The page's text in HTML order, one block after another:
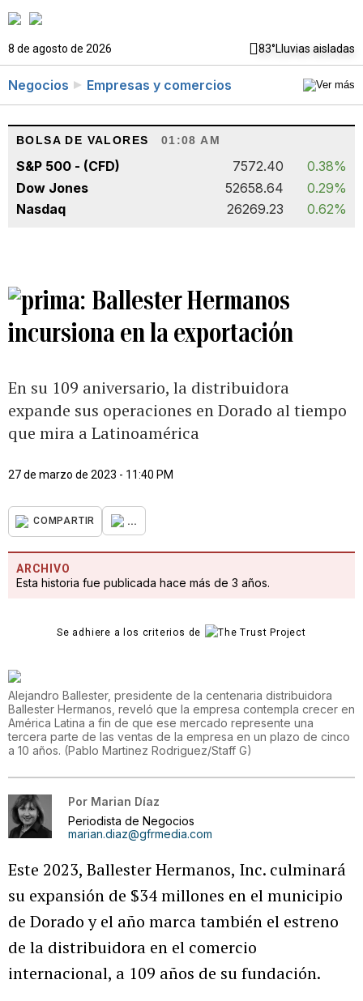
8 de agosto de 2026 83°Lluvias aisladas
Negocios Empresas y comercios
BOLSA DE VALORES 01:08 AM
S&P 500 - (CFD) 7572.40
0.38%
Dow Jones
52658.64
0.29%
Nasdaq
26269.23 0.62%
Ballester Hermanos
incursiona en la exportación
En su 109 aniversario, la distribuidora
expande sus operaciones en Dorado al tiempo
que mira a Latinoamérica
27 de marzo de 2023 - 11:40 PM
COMPARTIR ...
ARCHIVO
Esta historia fue publicada hace más de 3 años.
Se adhiere a los criterios de
Alejandro Ballester, presidente de la centenaria distribuidora
Ballester Hermanos, reveló que la empresa contempla crecer en
América Latina a fin de que ese mercado represente una
tercera parte de las ventas de la empresa en un plazo de cinco
a 10 años. (Pablo Martinez Rodriguez/Staff G)
Por Marian Díaz
Periodista de Negocios
marian.diaz@gfrmedia.com
Este 2023, Ballester Hermanos, Inc. culminará
su expansión de $34 millones en el municipio
de Dorado y el año marca también el estreno
de la distribuidora en el comercio
internacional, a 109 años de su fundación.